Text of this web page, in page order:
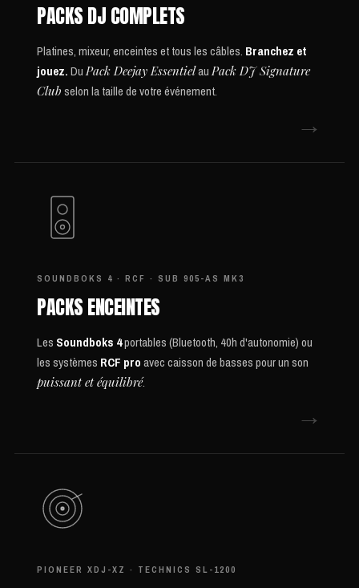
PACKS DJ COMPLETS
Platines, mixeur, enceintes et tous les câbles. Branchez et
jouez.DuPack Deejay EssentielauPack DJ Signature
Club selon la taille de votre événement.
→
SOUNDBOKS 4 · RCF · SUB 905-AS MK3
PACKS ENCEINTES
Les Soundboks 4portables (Bluetooth, 40h d'autonomie) ou
les systèmes RCF proavec caisson de basses pour un son
puissant et équilibré.
→
PIONEER XDJ-XZ · TECHNICS SL-1200